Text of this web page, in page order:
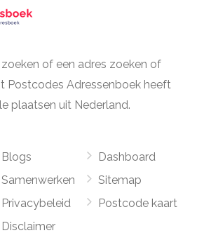
of een adres zoeken of
Postcodes Adressenboek heeft
plaatsen uit Nederland.
Blogs
Samenwerken
Privacybeleid
Disclaimer
Dashboard
Sitemap
Postcode kaart